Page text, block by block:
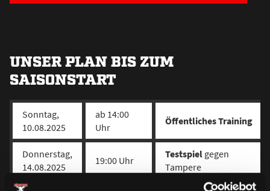
UNSER PLAN BIS ZUM
SAISONSTART
Sonntag,
10.08.2025
ab 14:00
Uhr
Öffentliches Training
Donnerstag,
14.08.2025
19:00 Uhr
Testspiel gegen
Tampere